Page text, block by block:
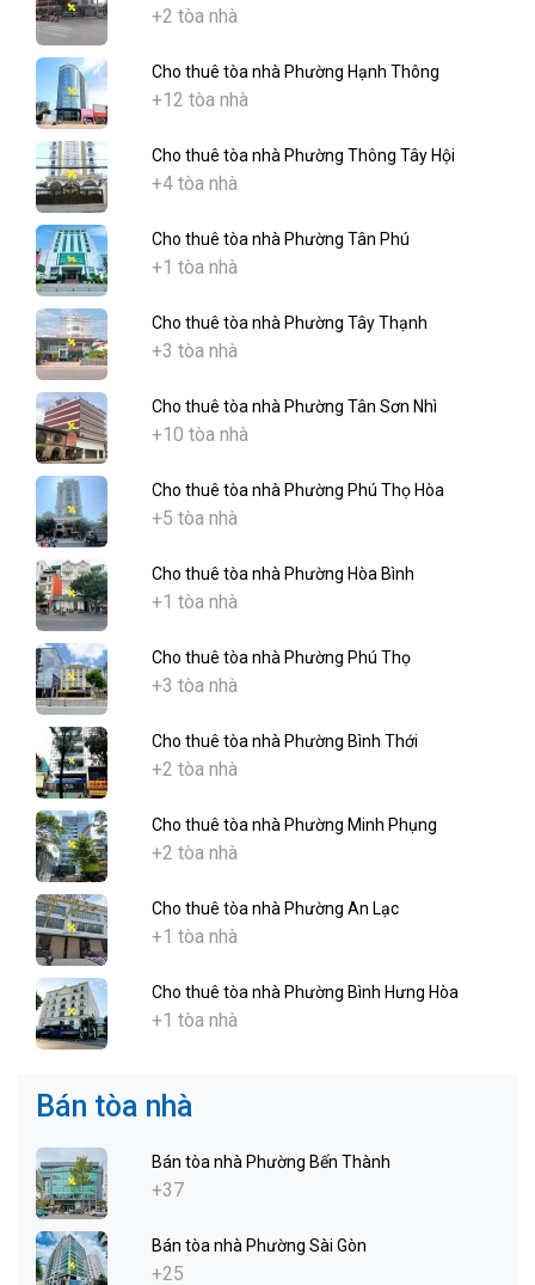
+2 tòa nhà
Cho thuê tòa nhà Phường Hạnh Thông
+12 tòa nhà
Cho thuê tòa nhà Phường Thông Tây Hội
+4 tòa nhà
Cho thuê tòa nhà Phường Tân Phú
+1 tòa nhà
Cho thuê tòa nhà Phường Tây Thạnh
+3 tòa nhà
Cho thuê tòa nhà Phường Tân Sơn Nhì
+10 tòa nhà
Cho thuê tòa nhà Phường Phú Thọ Hòa
+5 tòa nhà
Cho thuê tòa nhà Phường Hòa Bình
+1 tòa nhà
Cho thuê tòa nhà Phường Phú Thọ
+3 tòa nhà
Cho thuê tòa nhà Phường Bình Thới
+2 tòa nhà
Cho thuê tòa nhà Phường Minh Phụng
+2 tòa nhà
Cho thuê tòa nhà Phường An Lạc
+1 tòa nhà
Cho thuê tòa nhà Phường Bình Hưng Hòa
+1 tòa nhà
Bán tòa nhà
Bán tòa nhà Phường Bến Thành
+37
Bán tòa nhà Phường Sài Gòn
+25